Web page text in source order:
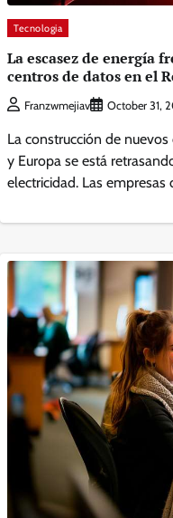
Tecnologia
La escasez de energía
centros de datos en el
Franzwmejiav October 31,
La construcción de
y Europa se está
electricidad. Las empresas